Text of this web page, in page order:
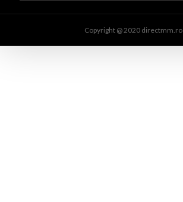
Copyright @ 2020 directmm.ro